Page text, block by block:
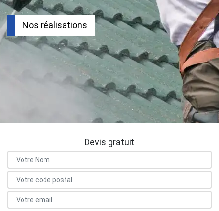
Nos réalisations
Devis gratuit